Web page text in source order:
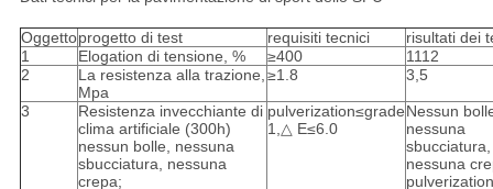
Oggettoprogetto di test requisiti tecnici
risultati dei
1
Elogation di tensione, % ≥400
1112
2
La resistenza alla trazione,
Mpa
≥1.8 3,5
3
Resistenza invecchiante di
clima artificiale (300h)
nessun bolle, nessuna
sbucciatura, nessuna
crepa;
pulverization≤grade
1,△ E≤6.0
Nessun
nessuna
sbucciatura,
nessuna